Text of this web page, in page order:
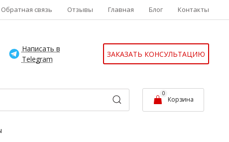
Обратная связь Отзывы Главная Блог Контакты
Написать в
Telegram
ЗАКАЗАТЬ КОНСУЛЬТАЦИЮ
0
Корзина